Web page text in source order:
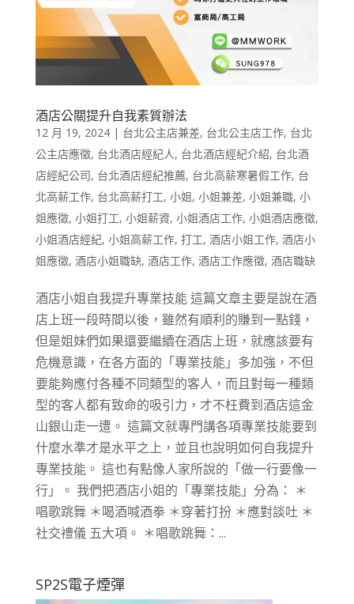
酒店公關提升自我素質辦法
12 月 19, 2024| 台北公主店兼差, 台北公主店工作, 台北
公主店應徵, 台北酒店經紀人, 台北酒店經紀介紹, 台北酒
店經紀公司, 台北酒店經紀推薦, 台北高薪寒暑假工作, 台
北高薪工作, 台北高薪打工, 小姐, 小姐兼差, 小姐兼職, 小
姐應徵, 小姐打工, 小姐薪資, 小姐酒店工作, 小姐酒店應徵,
小姐酒店經紀, 小姐高薪工作, 打工, 酒店小姐工作, 酒店小
姐應徵, 酒店小姐職缺, 酒店工作, 酒店工作應徵, 酒店職缺
酒店小姐自我提升專業技能 這篇文章主要是說在酒
店上班一段時間以後，雖然有順利的賺到一點錢，
但是姐妹們如果還要繼續在酒店上班，就應該要有
危機意識，在各方面的「專業技能」多加強，不但
要能夠應付各種不同類型的客人，而且對每一種類
型的客人都有致命的吸引力，才不枉費到酒店這金
山銀山走一遭。 這篇文就專門講各項專業技能要到
什麼水準才是水平之上，並且也說明如何自我提升
專業技能。 這也有點像人家所說的「做一行要像一
行」。 我們把酒店小姐的「專業技能」分為： ＊
唱歌跳舞 ＊喝酒喊酒拳 ＊穿著打扮 ＊應對談吐 ＊
社交禮儀 五大項。 ＊唱歌跳舞：...
SP2S電子煙彈